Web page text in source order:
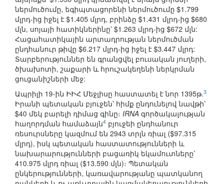
ներմուծումը, եգիպտացորենի ներմուծումը $1.799
մլրդ-ից իջել է $1.405 մլրդ, բրինձը $1.431 մլրդ-ից $680
մլն, սոյայի հատիկներինը՝ $1.263 մլրդ-ից $672 մլն:
Հացահատիկային արտադրության ներմուծման
ընդհանուր թիվը $6.217 մլրդ-ից իջել է $3.447 մլրդ:
Տարբերություններ են գրանցվել բուսական յուղերի,
ծխախոտի, շաքարի և հրուշակեղենի ներկրման
ցուցանիշների մեջ:
Ապրիլի 19-ին ԻԻՀ Մեջլիսը հաստատել է նոր 1395թ.3
Իրանի պետական բյուջեն՝ հիմք ընդունելով նավթի՝
$40 մեկ բարելի դիմաց գինը։ IRNA գործակալության
հաղորդման համաձայն4 բյուջեի ընդհանուր
ռեսուրսները կազմում են 2943 տրլն ռիալ ($97.315
մլրդ), իսկ պետական հաստատությունների և
նախարարությունների բացառիկ եկամուտները՝
410.975 մլրդ ռիալ ($13.590 մլն)։ Պետական
ընկերությունների, կառավարությանը պատկանող